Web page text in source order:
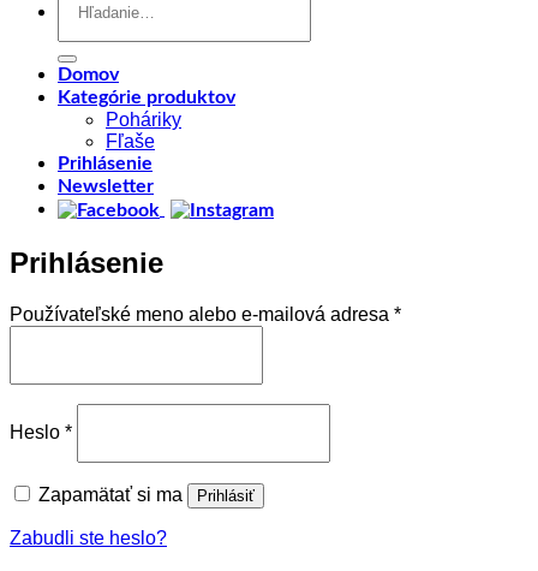
Domov
Kategórie produktov
Poháriky
Fľaše
Prihlásenie
Newsletter
Prihlásenie
Používateľské meno alebo e-mailová adresa *Povinné
Heslo *
Zapamätať si ma Prihlásiť
Zabudli ste heslo?